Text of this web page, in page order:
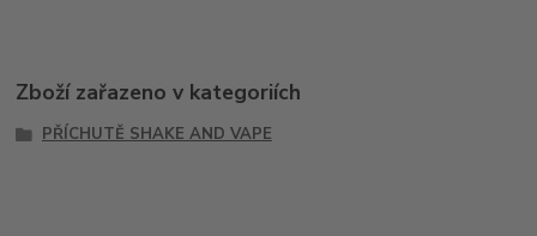
Zboží zařazeno v kategoriích
PŘÍCHUTĚ SHAKE AND VAPE